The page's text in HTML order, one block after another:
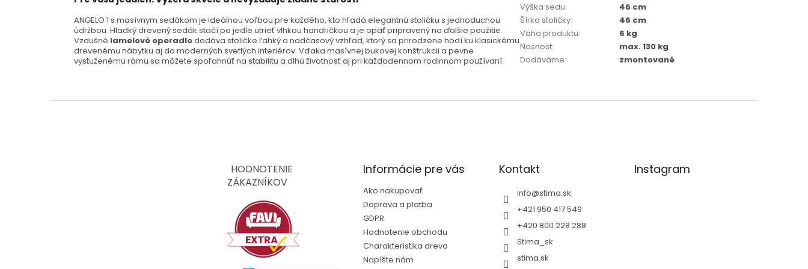
ANGELO 1 s masívnym sedákom je ideálnou voľbou pre každého, kto hľadá elegantnú stoličku s jednoduchou
údržbou. Hladký drevený sedák stačí po jedle utrieť vlhkou handričkou a je opäť pripravený na ďalšie použitie.
Vzdušné lamelové operadlododáva stoličke ľahký a nadčasový vzhľad, ktorý sa prirodzene hodí ku klasickému
drevenému nábytku aj do moderných svetlých interiérov. Vďaka masívnej bukovej konštrukcii a pevne
vystuženému rámu sa môžete spoľahnúť na stabilitu a dlhú životnosť aj pri každodennom rodinnom používaní.
Výška sedu:
46 cm
Šírka stoličky:
46 cm
Váha produktu:
6 kg
Nosnost:
max. 130 kg
Dodáváme: zmontované
HODNOTENIE
ZÁKAZNÍKOV
Informácie pre vás
Ako nakupovať
Doprava a platba
GDPR
Hodnotenie obchodu
Charakteristika dreva
Napíšte nám
Kontakt
info@stima.sk
+421 950 417 549
+420 800 228 288
Stima_sk
stima.sk
Instagram